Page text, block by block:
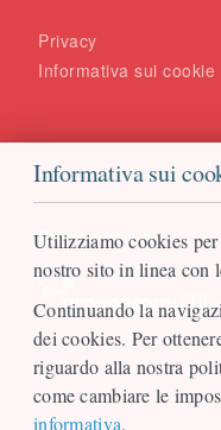
Informativa sui
Utilizziamo cookies
nostro sito in linea con
Continuando la
dei cookies. Per
riguardo alla nostra
come cambiare le
informativa.
Privacy
Informativa sui cookie
Engineered by